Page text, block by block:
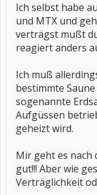
Ich selbst habe
und MTX und
verträgst mußt
reagiert anders
Ich muß
bestimmte
sogenannte
Aufgüssen
geheizt wird.
Mir geht es nach
gut!!! Aber wie
Verträglichkeit